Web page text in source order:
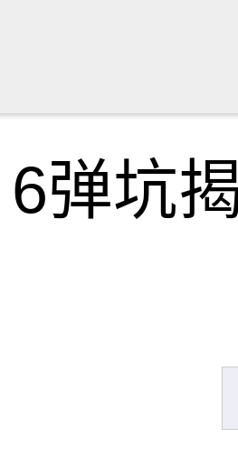
弹坑